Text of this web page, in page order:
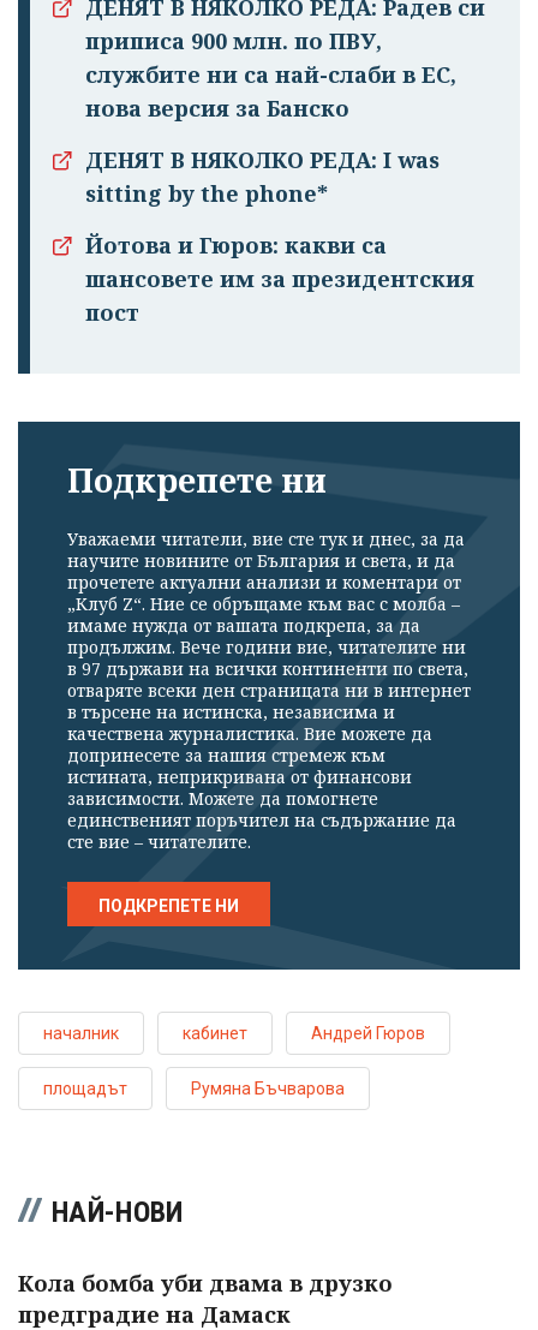
Успешно
излязохте от
профила си!
ДЕНЯТ В НЯКОЛКО РЕДА: Радев си
приписа 900 млн. по ПВУ,
службите ни са най-слаби в ЕС,
нова версия за Банско
ДЕНЯТ В НЯКОЛКО РЕДА: I was
sitting by the phone*
Йотова и Гюров: какви са
шансовете им за президентския
пост
Подкрепете ни
Уважаеми читатели, вие сте тук и днес, за да
научите новините от България и света, и да
прочетете актуални анализи и коментари от
„Клуб Z“. Ние се обръщаме към вас с молба –
имаме нужда от вашата подкрепа, за да
продължим. Вече години вие, читателите ни
в 97 държави на всички континенти по света,
отваряте всеки ден страницата ни в интернет
в търсене на истинска, независима и
качествена журналистика. Вие можете да
допринесете за нашия стремеж към
истината, неприкривана от финансови
зависимости. Можете да помогнете
единственият поръчител на съдържание да
сте вие – читателите.
ПОДКРЕПЕТЕ НИ
началник кабинет Андрей Гюров
площадът Румяна Бъчварова
НАЙ-НОВИ
Кола бомба уби двама в друзко
предградие на Дамаск